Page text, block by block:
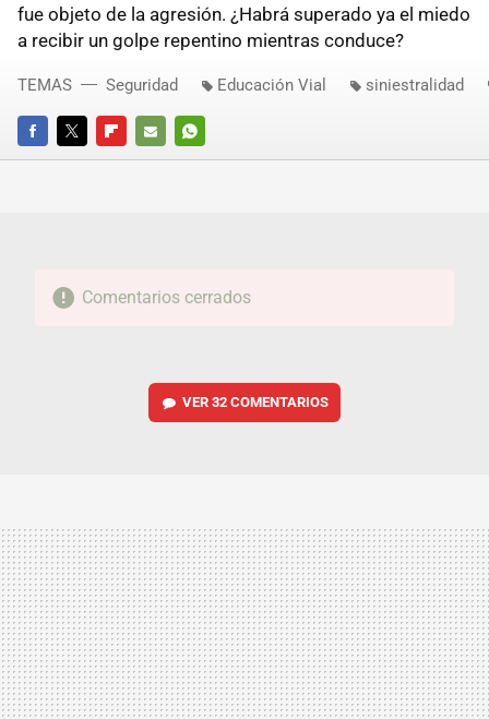
fue objeto de la agresión. ¿Habrá superado ya el miedo
a recibir un golpe repentino mientras conduce?
FACEBOOKTWITTERFLIPBOARD
E-
WHATSAPP
TEMAS Seguridad Educación Vial siniestralidad
Comentarios cerrados
VER 32 COMENTARIOS